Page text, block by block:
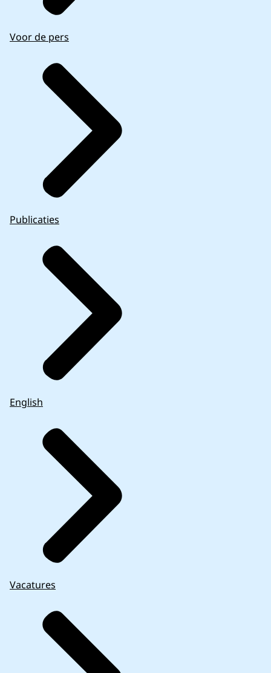
Voor de pers
Publicaties
English
Vacatures